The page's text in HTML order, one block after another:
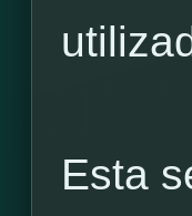
Esta